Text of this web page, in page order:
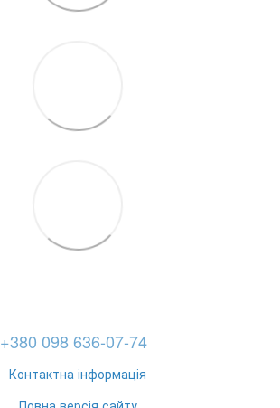
+380 098 636-07-74
Контактна інформація